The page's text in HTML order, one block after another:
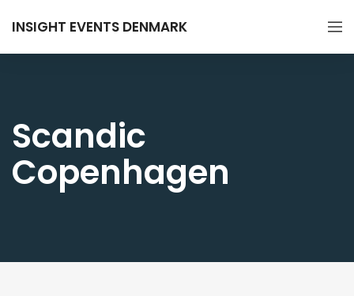
INSIGHT EVENTS DENMARK
Scandic
Copenhagen